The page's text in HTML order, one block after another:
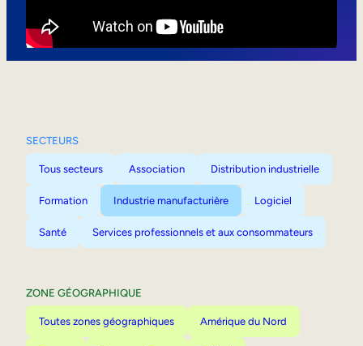
SECTEURS
Tous secteurs Association Distribution industrielle
Formation Industrie manufacturière Logiciel
Santé Services professionnels et aux consommateurs
ZONE GÉOGRAPHIQUE
Toutes zones géographiques Amérique du Nord